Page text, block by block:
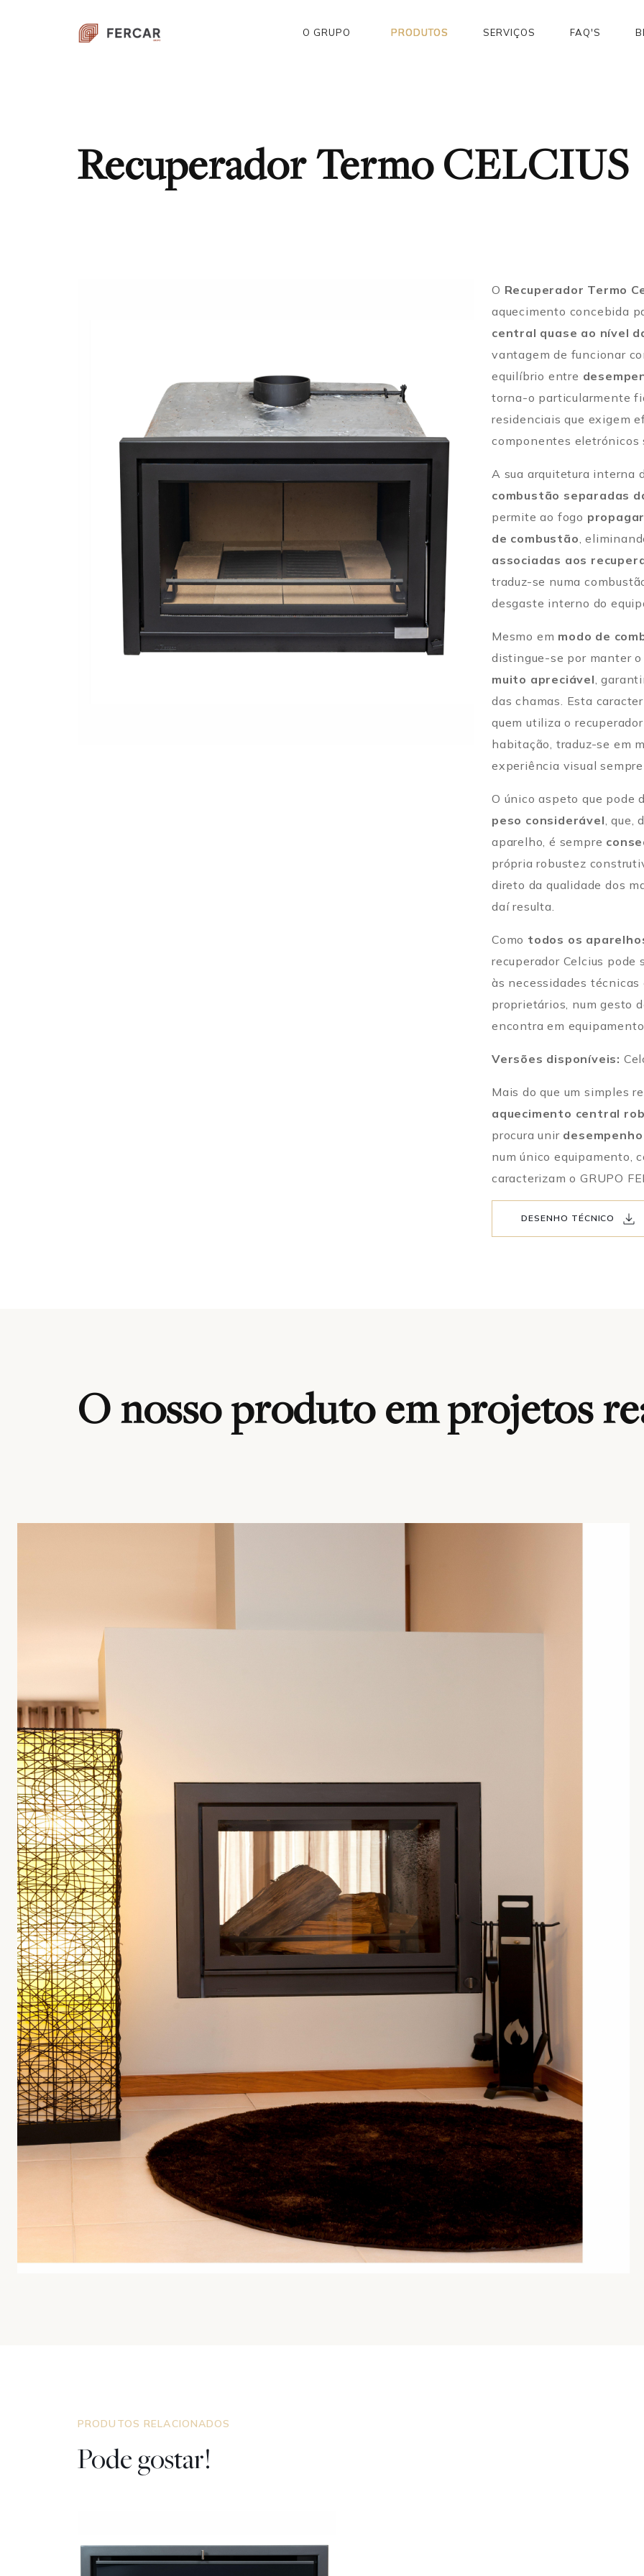
O GRUPO PRODUTOS SERVIÇOS FAQ'S
Recuperador Termo CELCIUS
O Recuperador Termo
aquecimento concebida
central quase ao nível
vantagem de funcionar
equilíbrio entre
torna-o particularmente
residenciais que exigem
componentes eletrónicos
A sua arquitetura interna
combustão separadas
permite ao fogo
de combustão,
associadas aos
traduz-se numa
desgaste interno do
Mesmo em modo de
distingue-se por manter
muito apreciável,
das chamas. Esta
quem utiliza o
habitação, traduz-se em
experiência visual
O único aspeto que pode
peso considerável, que,
aparelho, é sempre
própria robustez
direto da qualidade dos
daí resulta.
Como todos os
recuperador Celcius pode
às necessidades
proprietários, num gesto
encontra em
Versões disponíveis:
Mais do que um simples
aquecimento central
procura unir
num único equipamento,
caracterizam o GRUPO
DESENHO TÉCNICO
O nosso produto em projetos
PRODUTOS RELACIONADOS
Pode gostar!